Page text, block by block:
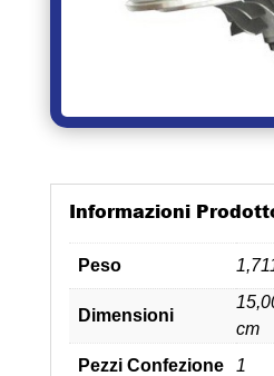
Informazioni
Peso
Dimensioni
cm
Pezzi Confezione
1